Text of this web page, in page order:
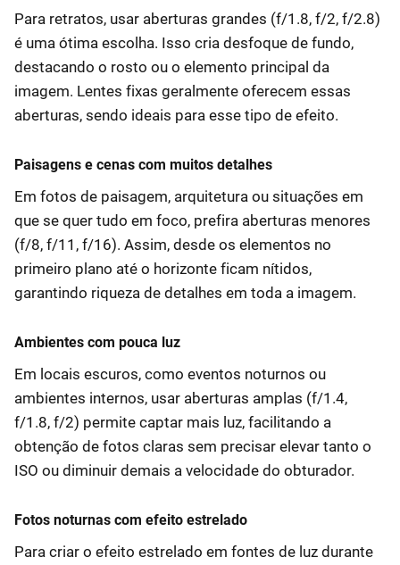
Para retratos, usar aberturas grandes (f/1.8, f/2, f/2.8)
é uma ótima escolha. Isso cria desfoque de fundo,
destacando o rosto ou o elemento principal da
imagem. Lentes fixas geralmente oferecem essas
aberturas, sendo ideais para esse tipo de efeito.
Paisagens e cenas com muitos detalhes
Em fotos de paisagem, arquitetura ou situações em
que se quer tudo em foco, prefira aberturas menores
(f/8, f/11, f/16). Assim, desde os elementos no
primeiro plano até o horizonte ficam nítidos,
garantindo riqueza de detalhes em toda a imagem.
Ambientes com pouca luz
Em locais escuros, como eventos noturnos ou
ambientes internos, usar aberturas amplas (f/1.4,
f/1.8, f/2) permite captar mais luz, facilitando a
obtenção de fotos claras sem precisar elevar tanto o
ISO ou diminuir demais a velocidade do obturador.
Fotos noturnas com efeito estrelado
Para criar o efeito estrelado em fontes de luz durante